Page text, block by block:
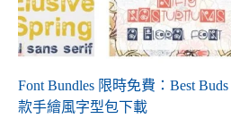
Font Bundles 限時免費：Best Buds
款手繪風字型包下載